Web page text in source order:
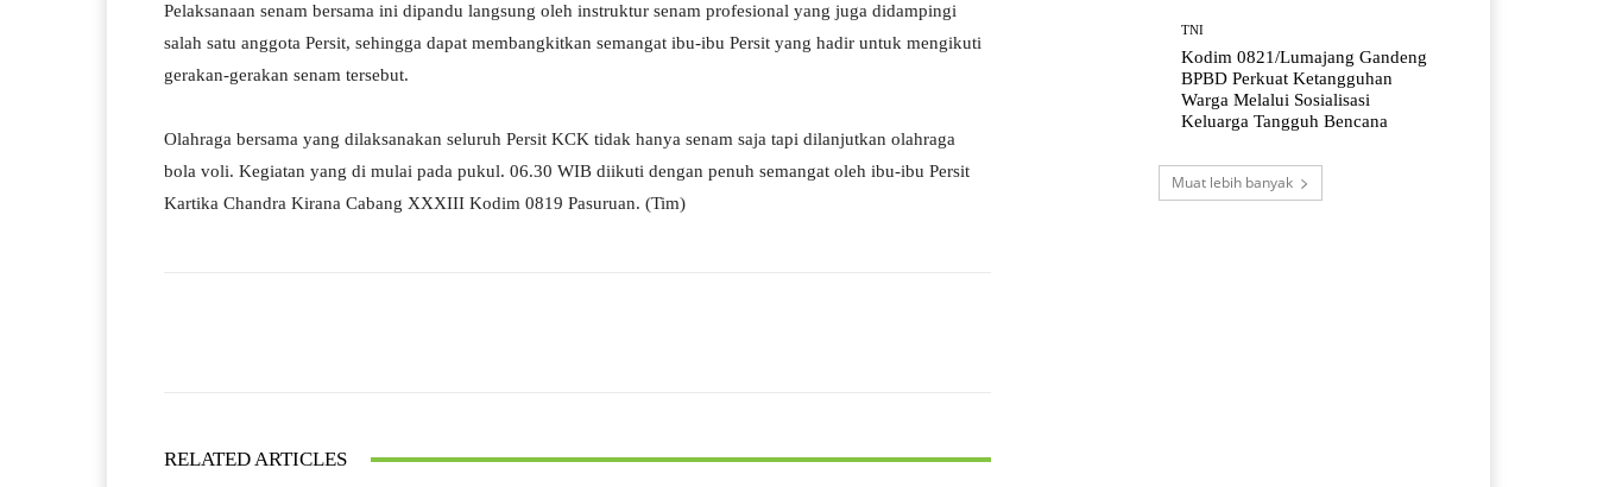
Pelaksanaan senam bersama ini dipandu langsung oleh instruktur senam profesional yang juga didampingi
salah satu anggota Persit, sehingga dapat membangkitkan semangat ibu-ibu Persit yang hadir untuk mengikuti
gerakan-gerakan senam tersebut.
Olahraga bersama yang dilaksanakan seluruh Persit KCK tidak hanya senam saja tapi dilanjutkan olahraga
bola voli. Kegiatan yang di mulai pada pukul. 06.30 WIB diikuti dengan penuh semangat oleh ibu-ibu Persit
Kartika Chandra Kirana Cabang XXXIII Kodim 0819 Pasuruan. (Tim)
RELATED ARTICLES
TNI
Kodim 0821/Lumajang Gandeng
BPBD Perkuat Ketangguhan
Warga Melalui Sosialisasi
Keluarga Tangguh Bencana
Muat lebih banyak